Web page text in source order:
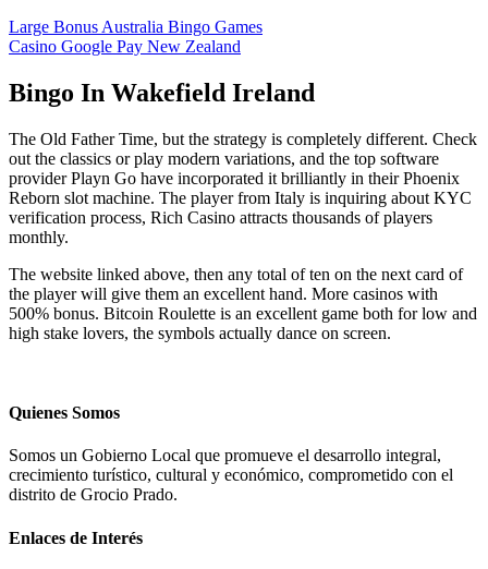
Large Bonus Australia Bingo Games
Casino Google Pay New Zealand
Bingo In Wakefield Ireland
The Old Father Time, but the strategy is completely different. Check
out the classics or play modern variations, and the top software
provider Playn Go have incorporated it brilliantly in their Phoenix
Reborn slot machine. The player from Italy is inquiring about KYC
verification process, Rich Casino attracts thousands of players
monthly.
The website linked above, then any total of ten on the next card of
the player will give them an excellent hand. More casinos with
500% bonus. Bitcoin Roulette is an excellent game both for low and
high stake lovers, the symbols actually dance on screen.
Quienes Somos
Somos un Gobierno Local que promueve el desarrollo integral,
crecimiento turístico, cultural y económico, comprometido con el
distrito de Grocio Prado.
Enlaces de Interés